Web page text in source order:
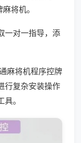
将机。
一对一指导，添
麻将机程序控牌
行复杂安装操作
。